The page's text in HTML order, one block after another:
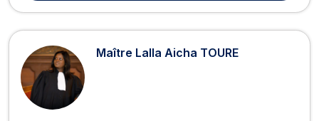
Maître Lalla Aicha TOURE